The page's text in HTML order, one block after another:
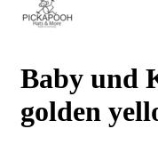
Baby und
golden